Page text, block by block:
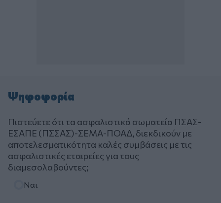
Ψηφοφορία
Πιστεύετε ότι τα ασφαλιστικά σωματεία ΠΣΑΣ-
ΕΣΑΠΕ (ΠΣΣΑΣ)-ΣΕΜΑ-ΠΟΑΔ, διεκδικούν με
αποτελεσματικότητα καλές συμβάσεις με τις
ασφαλιστικές εταιρείες για τους
διαμεσολαβούντες;
Ναι